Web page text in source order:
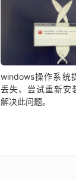
windows操作系统
丢失、尝试重新安
解决此问题。